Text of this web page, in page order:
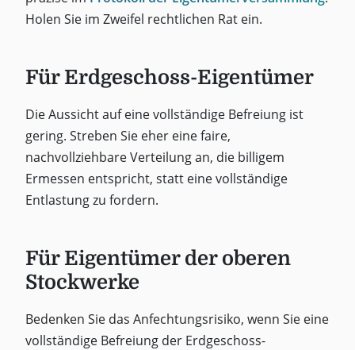
Holen Sie im Zweifel rechtlichen Rat ein.
Für Erdgeschoss-Eigentümer
Die Aussicht auf eine vollständige Befreiung ist
gering. Streben Sie eher eine faire,
nachvollziehbare Verteilung an, die billigem
Ermessen entspricht, statt eine vollständige
Entlastung zu fordern.
Für Eigentümer der oberen
Stockwerke
Bedenken Sie das Anfechtungsrisiko, wenn Sie eine
vollständige Befreiung der Erdgeschoss-